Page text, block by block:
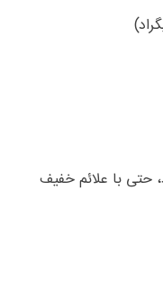
حتی با علائم خفیف